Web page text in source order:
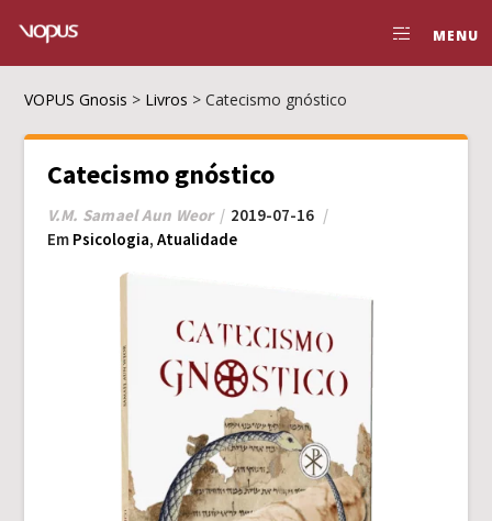
MENU
VOPUS Gnosis > Livros >Catecismo gnóstico
Catecismo gnóstico
V.M. Samael Aun Weor
2019-07-16
Em Psicologia, Atualidade